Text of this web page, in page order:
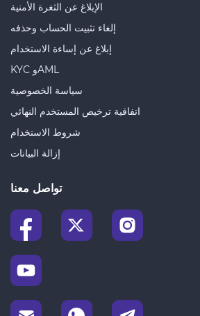
الإبلاغ عن الثغرة الأمنية
إلغاء تثبيت الحساب وحذفه
إبلاغ عن إساءة الاستخدام
KYC وAML
سياسة الخصوصية
اتفاقية ترخيص المستخدم النهائي
شروط الاستخدام
إزالة البيانات
تواصل معنا